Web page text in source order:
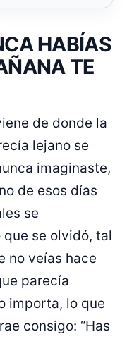
HABÍAS
TE
de donde la
lejano se
imaginaste,
de esos días
se
se olvidó, tal
no veías hace
parecía
importa, lo que
consigo: “Has